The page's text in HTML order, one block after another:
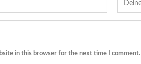
in this browser for the next time I comment.